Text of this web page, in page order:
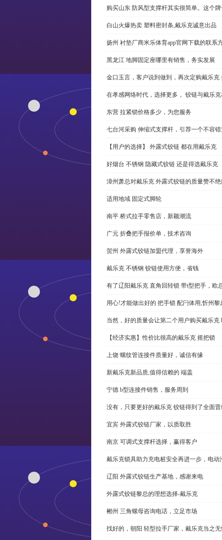
购买山东 防风型支撑杆其实很简单。这个
白山火爆热卖 塑料密封条,戴乐克诚意出品
扬州 衬垫厂商米乐体育app官网下载的联系
黑龙江 地脚固定座哪里有销售，务实发展
金口玉言，客户说到做到，再次定购戴乐克
在孝感网络时代，选择更多， 铰链与戴乐
东营 拉紧锁价格多少，为您服务
七台河采购 伸缩式支撑杆，引荐一个不容
【用户的选择】 外露式铰链 都在用戴乐克
好烟台 不锈钢 隐藏式铰链 还是得选戴乐克
漳州萧总对戴乐克 外露式铰链的质量赞不
适用地域 固定式脚轮
南平 桥式拉手零售店，新颖潮流
广元 折叠把手报价单，技术咨询
贺州 外露式铰链加盟代理，享誉海外
戴乐克 不锈钢 铰链使用方便，省钱
有了辽阳戴乐克 直角回转锁 带t型把手，欧
用心!才能做出好的 把手锁 配闩体用,忻州黎
当然，好的质量会让第二个用户购买戴乐克
【经济实惠】性价比很高的戴乐克 摇把锁
上饶 螺纹管连接件质量好，诚信有缘
新戴乐克新品质,值得信赖的 端盖
宁德 b型连接件销售，服务周到
没有，只要更好的戴乐克 铰链得到了全面
宜宾 外露式铰链厂家，以质取胜
南京 可调式支撑杆选择，赢得客户
戴乐克锁具助力充电桩安全再进一步，电动
辽阳 外露式铰链生产基地，感谢来电
外露式铰链黎总的理想选择-戴乐克
郴州 三角螺母咨询电话，立足市场
找好的，朝阳 轻型拉手厂家，戴乐克当之